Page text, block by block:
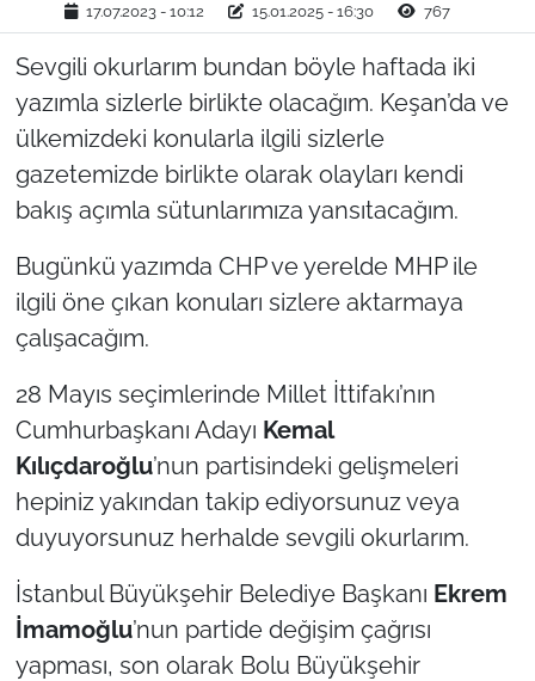
17.07.2023 - 10:12 15.01.2025 - 16:30 767
Sevgili okurlarım bundan böyle haftada iki
yazımla sizlerle birlikte olacağım. Keşan’da ve
ülkemizdeki konularla ilgili sizlerle
gazetemizde birlikte olarak olayları kendi
bakış açımla sütunlarımıza yansıtacağım.
Bugünkü yazımda CHP ve yerelde MHP ile
ilgili öne çıkan konuları sizlere aktarmaya
çalışacağım.
28 Mayıs seçimlerinde Millet İttifakı’nın
Cumhurbaşkanı Adayı Kemal
Kılıçdaroğlu’nun partisindeki gelişmeleri
hepiniz yakından takip ediyorsunuz veya
duyuyorsunuz herhalde sevgili okurlarım.
İstanbul Büyükşehir Belediye Başkanı Ekrem
İmamoğlu’nun partide değişim çağrısı
yapması, son olarak Bolu Büyükşehir
SPOR
YAŞAM
EDİRNE
TEKİRDAĞ
KIRKLARELİ
ÇANAKKALE
TÜRKİYE
Bölge
Güvenlik
Genel
Politika